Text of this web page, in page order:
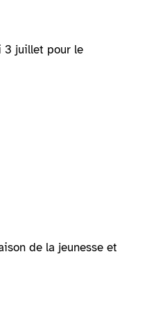
3 juillet pour le
de la jeunesse et